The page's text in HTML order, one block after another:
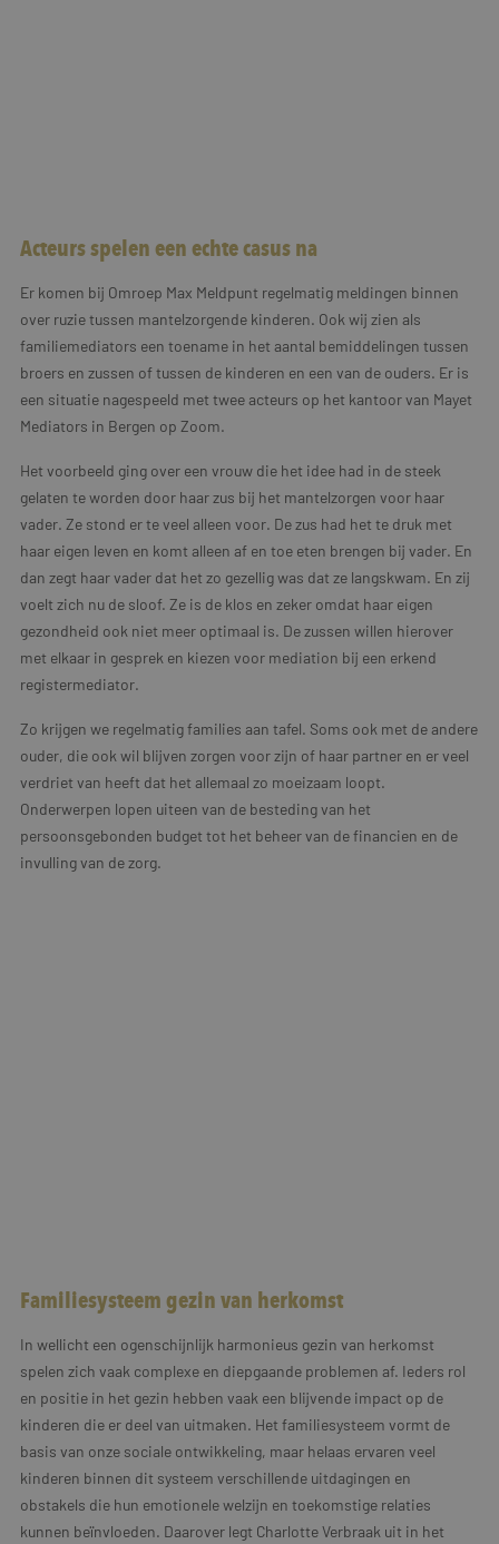
Acteurs spelen een echte casus na
Er komen bij Omroep Max Meldpunt regelmatig meldingen binnen
over ruzie tussen mantelzorgende kinderen. Ook wij zien als
familiemediators een toename in het aantal bemiddelingen tussen
broers en zussen of tussen de kinderen en een van de ouders. Er is
een situatie nagespeeld met twee acteurs op het kantoor van Mayet
Mediators in Bergen op Zoom.
Het voorbeeld ging over een vrouw die het idee had in de steek
gelaten te worden door haar zus bij het mantelzorgen voor haar
vader. Ze stond er te veel alleen voor. De zus had het te druk met
haar eigen leven en komt alleen af en toe eten brengen bij vader. En
dan zegt haar vader dat het zo gezellig was dat ze langskwam. En zij
voelt zich nu de sloof. Ze is de klos en zeker omdat haar eigen
gezondheid ook niet meer optimaal is. De zussen willen hierover
met elkaar in gesprek en kiezen voor mediation bij een erkend
registermediator.
Zo krijgen we regelmatig families aan tafel. Soms ook met de andere
ouder, die ook wil blijven zorgen voor zijn of haar partner en er veel
verdriet van heeft dat het allemaal zo moeizaam loopt.
Onderwerpen lopen uiteen van de besteding van het
persoonsgebonden budget tot het beheer van de financien en de
invulling van de zorg.
Familiesysteem gezin van herkomst
In wellicht een ogenschijnlijk harmonieus gezin van herkomst
spelen zich vaak complexe en diepgaande problemen af. Ieders rol
en positie in het gezin hebben vaak een blijvende impact op de
kinderen die er deel van uitmaken. Het familiesysteem vormt de
basis van onze sociale ontwikkeling, maar helaas ervaren veel
kinderen binnen dit systeem verschillende uitdagingen en
obstakels die hun emotionele welzijn en toekomstige relaties
kunnen beïnvloeden. Daarover legt Charlotte Verbraak uit in het